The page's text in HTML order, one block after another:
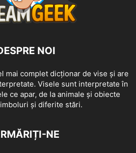
NOI
mai complet dicționar de vise și are
Visele sunt interpretate în
ce apar, de la animale și obiecte
și diferite stări.
NE